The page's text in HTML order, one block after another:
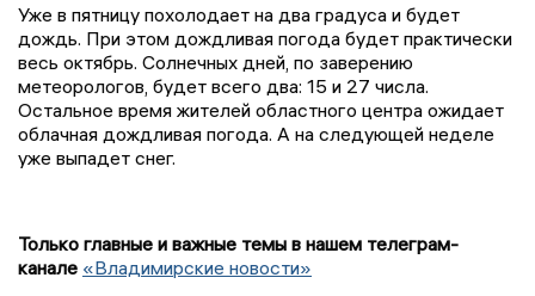
Уже в пятницу похолодает на два градуса и будет
дождь. При этом дождливая погода будет практически
весь октябрь. Солнечных дней, по заверению
метеорологов, будет всего два: 15 и 27 числа.
Остальное время жителей областного центра ожидает
облачная дождливая погода. А на следующей неделе
уже выпадет снег.
Только главные и важные темы в нашем телеграм-
канале «Владимирские новости»